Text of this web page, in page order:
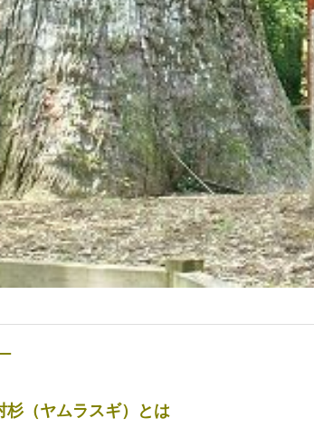
杉（ヤムラスギ）とは